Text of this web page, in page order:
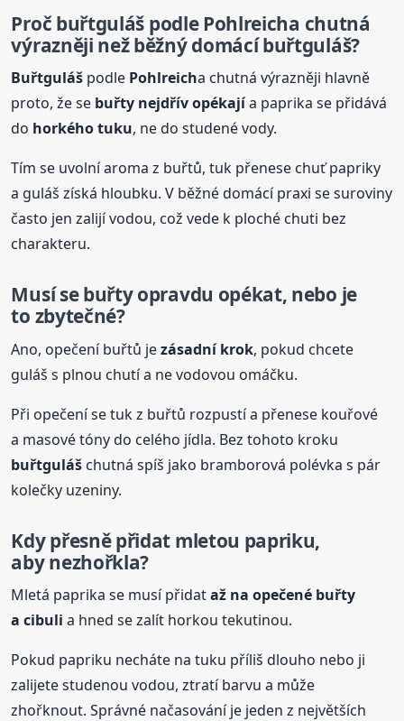
Pročbuřtguláš podlePohlreicha chutná
výrazněji než běžný domácíbuřtguláš?
Buřtguláš podle Pohlreicha chutná výrazněji hlavně
proto, že se buřty nejdřív opékajía paprika se přidává
do horkého tuku, ne do studené vody.
Tím se uvolní aroma z buřtů, tuk přenese chuť papriky
a guláš získá hloubku. V běžné domácí praxi se suroviny
často jen zalijí vodou, což vede k ploché chuti bez
charakteru.
Musí se buřty opravdu opékat, nebo je
to zbytečné?
Ano, opečení buřtů jezásadní krok, pokud chcete
guláš s plnou chutí a ne vodovou omáčku.
Při opečení se tuk z buřtů rozpustí a přenese kouřové
a masové tóny do celého jídla. Bez tohoto kroku
buřtguláš chutná spíš jako bramborová polévka s pár
kolečky uzeniny.
Kdy přesně přidat mletou papriku,
aby nezhořkla?
Mletá paprika se musí přidataž na opečené buřty
a cibuli a hned se zalít horkou tekutinou.
Pokud papriku necháte na tuku příliš dlouho nebo ji
zalijete studenou vodou, ztratí barvu a může
zhořknout. Správné načasování je jeden z největších